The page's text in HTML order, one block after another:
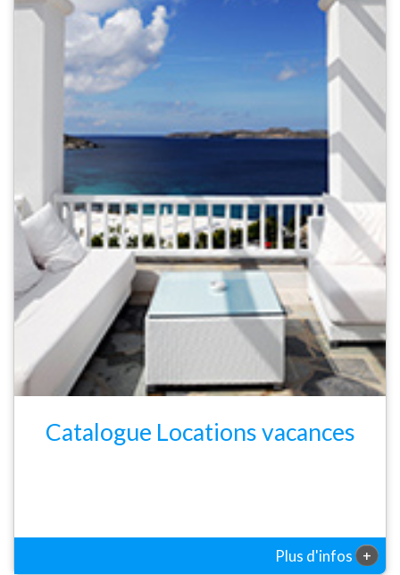
Catalogue Locations vacances
Plus d'infos +